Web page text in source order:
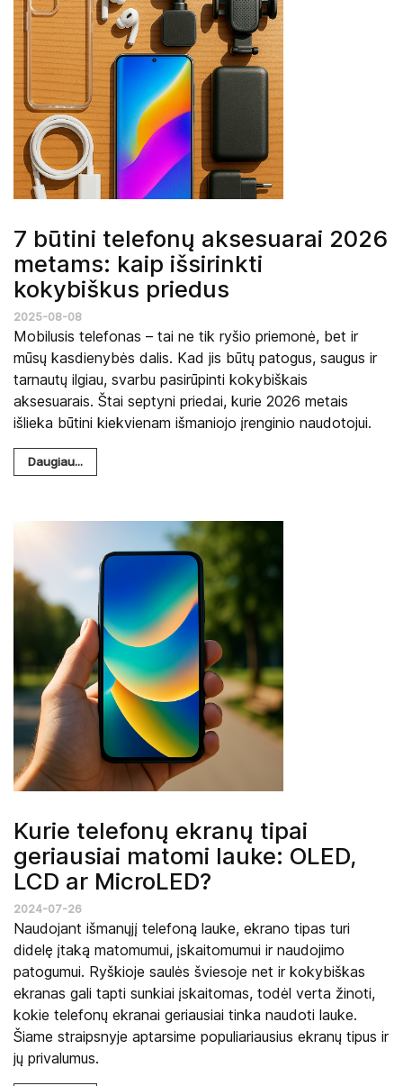
7 būtini telefonų aksesuarai 2026
metams: kaip išsirinkti
kokybiškus priedus
2025-08-08
Mobilusis telefonas – tai ne tik ryšio priemonė, bet ir
mūsų kasdienybės dalis. Kad jis būtų patogus, saugus ir
tarnautų ilgiau, svarbu pasirūpinti kokybiškais
aksesuarais. Štai septyni priedai, kurie 2026 metais
išlieka būtini kiekvienam išmaniojo įrenginio naudotojui.
Daugiau...
Kurie telefonų ekranų tipai
geriausiai matomi lauke: OLED,
LCD ar MicroLED?
2024-07-26
Naudojant išmanųjį telefoną lauke, ekrano tipas turi
didelę įtaką matomumui, įskaitomumui ir naudojimo
patogumui. Ryškioje saulės šviesoje net ir kokybiškas
ekranas gali tapti sunkiai įskaitomas, todėl verta žinoti,
kokie telefonų ekranai geriausiai tinka naudoti lauke.
Šiame straipsnyje aptarsime populiariausius ekranų tipus ir
jų privalumus.